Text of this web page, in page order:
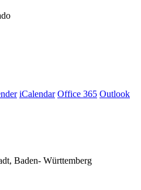
iCalendar Office 365 Outlook
Baden- Württemberg